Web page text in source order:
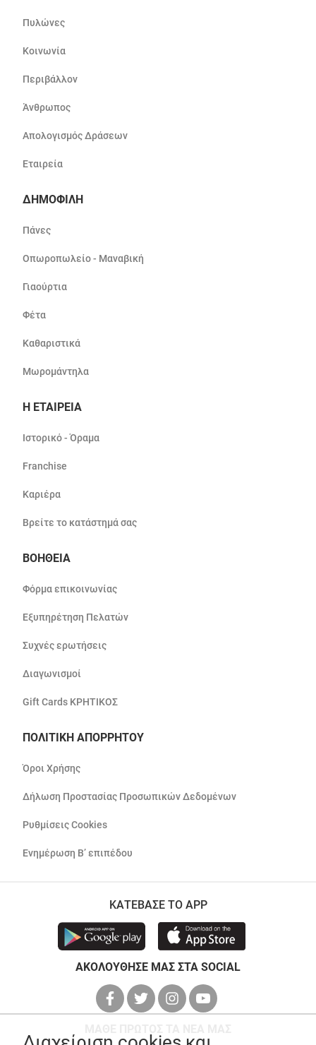
Πυλώνες
Κοινωνία
Περιβάλλον
Άνθρωπος
Απολογισμός Δράσεων
Εταιρεία
ΔΗΜΟΦΙΛΗ
Πάνες
Οπωροπωλείο - Μαναβική
Γιαούρτια
Φέτα
Καθαριστικά
Μωρομάντηλα
Η ΕΤΑΙΡΕΙΑ
Ιστορικό - Όραμα
Franchise
Καριέρα
Βρείτε το κατάστημά σας
ΒΟΗΘΕΙΑ
Φόρμα επικοινωνίας
Εξυπηρέτηση Πελατών
Συχνές ερωτήσεις
Διαγωνισμοί
Gift Cards ΚΡΗΤΙΚΟΣ
ΠΟΛΙΤΙΚΗ ΑΠΟΡΡΗΤΟΥ
Όροι Χρήσης
Δήλωση Προστασίας Προσωπικών Δεδομένων
Ρυθμίσεις Cookies
Ενημέρωση Β’ επιπέδου
ΚΑΤΕΒΑΣΕ ΤΟ APP
ΑΚΟΛΟΥΘΗΣΕ ΜΑΣ ΣΤΑ SOCIAL